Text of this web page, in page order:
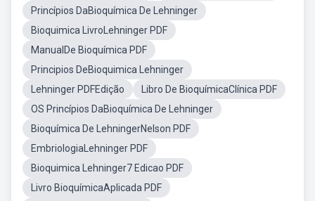
Princípios DaBioquímica De Lehninger
Bioquimica LivroLehninger PDF
ManualDe Bioquímica PDF
Principios DeBioquimica Lehninger
Lehninger PDFEdição
Libro De BioquímicaClínica PDF
OS Princípios DaBioquímica De Lehninger
Bioquímica De LehningerNelson PDF
EmbriologiaLehninger PDF
Bioquimica Lehninger7 Edicao PDF
Livro BioquímicaAplicada PDF